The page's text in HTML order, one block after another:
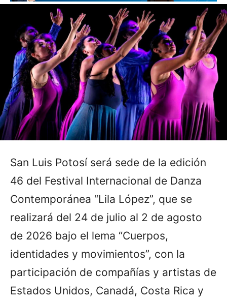
San Luis Potosí será sede de la edición
46 del Festival Internacional de Danza
Contemporánea “Lila López”, que se
realizará del 24 de julio al 2 de agosto
de 2026 bajo el lema “Cuerpos,
identidades y movimientos”, con la
participación de compañías y artistas de
Estados Unidos, Canadá, Costa Rica y